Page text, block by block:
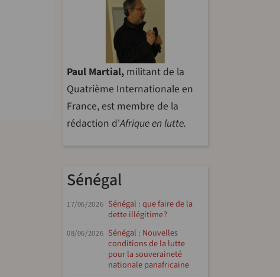
Paul Martial, militant de la
Quatrième Internationale en
France, est membre de la
rédaction d'Afrique en lutte.
Sénégal
17/06/2026 Sénégal : que faire de la
dette illégitime ?
08/06/2026 Sénégal : Nouvelles
conditions de la lutte
pour la souveraineté
nationale panafricaine